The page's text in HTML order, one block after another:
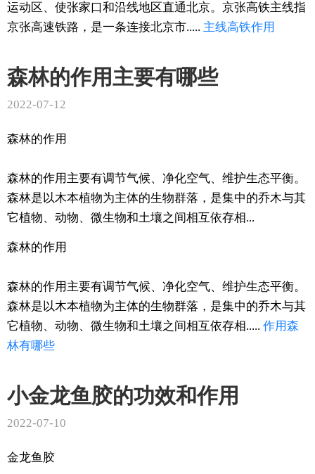
运动区、使张家口和沿线地区直通北京。京张高铁主线指
京张高速铁路，是一条连接北京市..... 主线高铁作用
森林的作用主要有哪些
2022-07-12
森林的作用
森林的作用主要有调节气候、净化空气、维护生态平衡。
森林是以木本植物为主体的生物群落，是集中的乔木与其
它植物、动物、微生物和土壤之间相互依存相...
森林的作用
森林的作用主要有调节气候、净化空气、维护生态平衡。
森林是以木本植物为主体的生物群落，是集中的乔木与其
它植物、动物、微生物和土壤之间相互依存相..... 作用森
林有哪些
小金龙鱼胶的功效和作用
2022-07-10
金龙鱼胶